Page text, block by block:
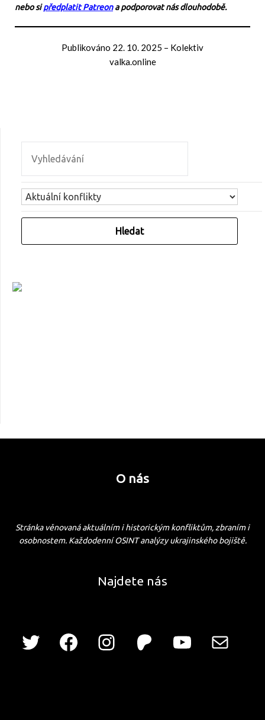
nebo sipředplatit Patreona podporovat nás dlouhodobě.
Publikováno 22. 10. 2025 – Kolektiv
valka.online
O nás
Stránka věnovaná aktuálním i historickým konfliktům, zbraním i
osobnostem. Každodenní OSINT analýzy ukrajinského bojiště.
Najdete nás